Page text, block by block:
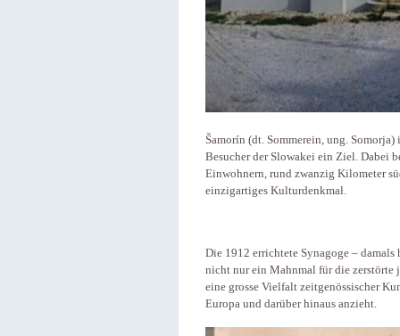
Šamorín (dt. Sommerein, ung.
Besucher der Slowakei ein Ziel. Dabei
Einwohnern, rund zwanzig Kilometer
einzigartiges Kulturdenkmal.
Die 1912 errichtete Synagoge –
nicht nur ein Mahnmal für die zerstörte
eine grosse Vielfalt zeitgenössischer
Europa und darüber hinaus anzieht.